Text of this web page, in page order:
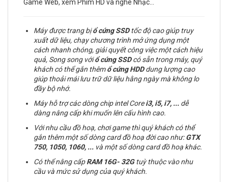
Game Web, xem Phim HD và nghe Nhạc…
Máy được trang bịổ cứng SSDtốc độ cao giúp truy
xuất dữ liệu, chạy chương trình mở ứng dụng một
cách nhanh chóng, giải quyết công việc một cách hiệu
quả, Song song vớiổ cứng SSDcó sẵn trong máy, quý
khách có thể gắn thêmổ cứng HDDdung lượng cao
giúp thoải mái lưu trữ dữ liệu hằng ngày mà không lo
đầy bộ nhớ.
Máy hỗ trợ các dòng chip intel Corei3, i5, i7, ... dễ
dàng nâng cấp khi muốn lên cấu hình cao.
Với nhu cầu đồ hoạ, chơi game thì quý khách có thể
gắn thêm một số dòng card đồ hoạ đời cao như:GTX
750, 1050, 1060, ... và một số dòng card đồ hoạ khác.
Có thể nâng cấpRAM 16G- 32Gtuỳ thuộc vào nhu
cầu và mức sử dụng của quý khách.